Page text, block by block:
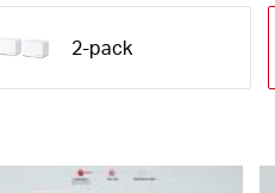
2-pack